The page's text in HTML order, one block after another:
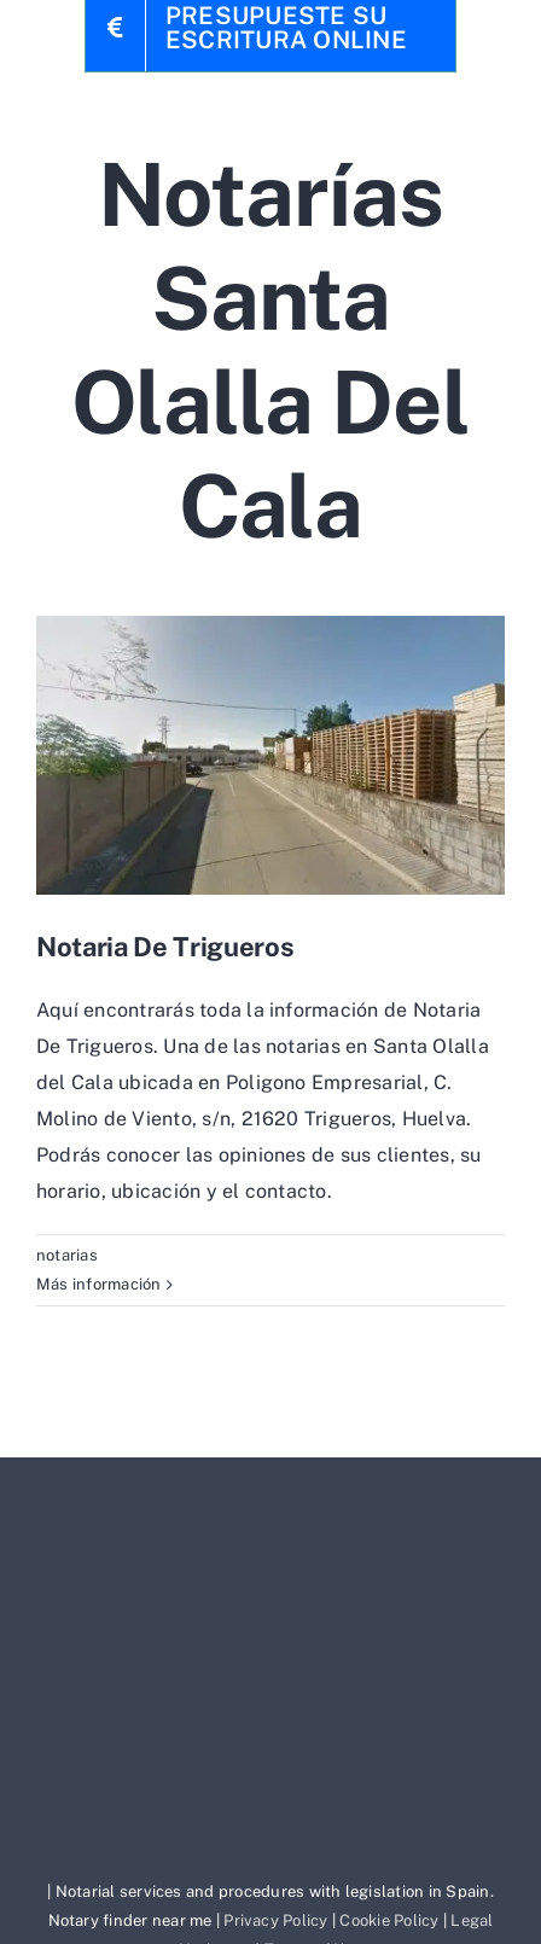
PRESUPUESTE SU
ESCRITURA ONLINE
Notarías
Santa
Olalla Del
Cala
Notaria De Trigueros
Aquí encontrarás toda la información de Notaria
De Trigueros. Una de las notarias en Santa Olalla
del Cala ubicada en Poligono Empresarial, C.
Molino de Viento, s/n, 21620 Trigueros, Huelva.
Podrás conocer las opiniones de sus clientes, su
horario, ubicación y el contacto.
notarias
Más información
| Notarial services and procedures with legislation in Spain.
Notary finder near me | Privacy Policy |Cookie Policy
Legal